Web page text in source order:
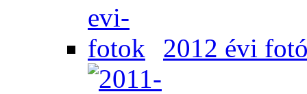
2012 évi